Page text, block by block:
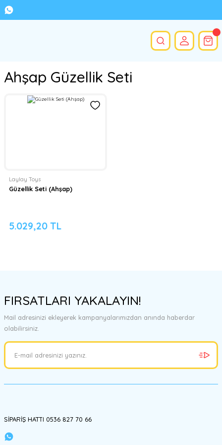
Ahşap Güzellik Seti
Laylay Toys
Güzellik Seti (Ahşap)
5.029,20 TL
FIRSATLARI YAKALAYIN!
Mail adresinizi ekleyerek kampanyalarımızdan anında haberdar
olabilirsiniz.
SİPARİŞ HATTI 0536 827 70 66